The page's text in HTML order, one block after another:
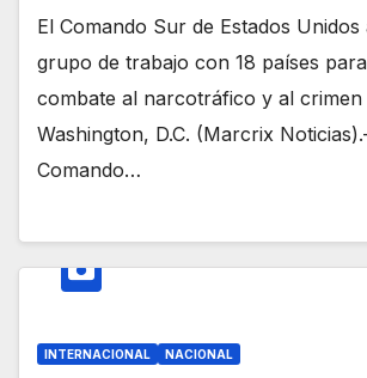
El Comando Sur de Estados
grupo de trabajo con 18 países
combate al narcotráfico y al crimen
Washington, D.C. (Marcrix
Comando…
INTERNACIONAL NACIONAL